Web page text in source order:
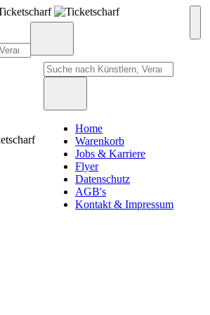
Home
Warenkorb
Jobs & Karriere
Flyer
Datenschutz
AGB's
Kontakt & Impressum